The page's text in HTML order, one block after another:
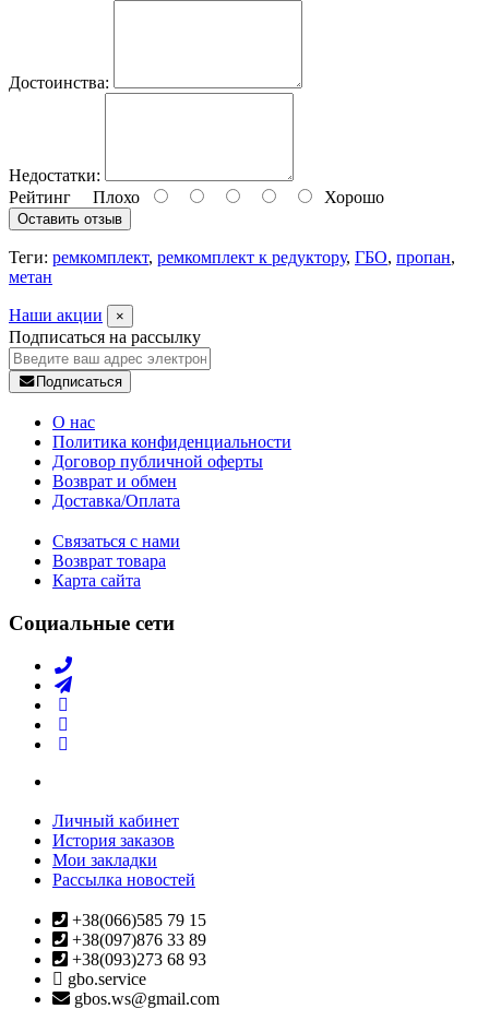
Достоинства:
Недостатки:
Рейтинг Плохо Хорошо
Оставить отзыв
Теги: ремкомплект, ремкомплект к редуктору, ГБО, пропан,
метан
Наши акции ×
Подписаться на рассылку
Подписаться
О нас
Политика конфиденциальности
Договор публичной оферты
Возврат и обмен
Доставка/Оплата
Связаться с нами
Возврат товара
Карта сайта
Социальные сети
Личный кабинет
История заказов
Мои закладки
Рассылка новостей
+38(066)585 79 15
+38(097)876 33 89
+38(093)273 68 93
gbo.service
gbos.ws@gmail.com